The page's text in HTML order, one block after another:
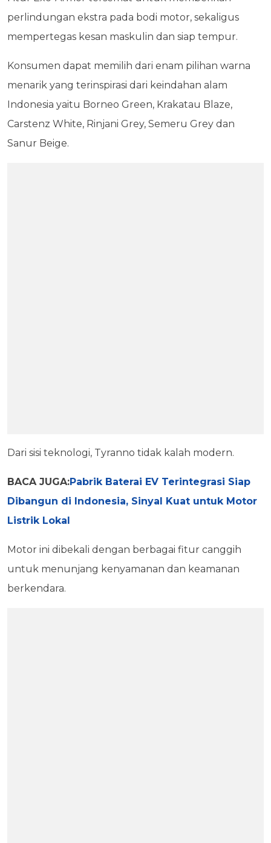
perlindungan ekstra pada bodi motor, sekaligus
mempertegas kesan maskulin dan siap tempur.
Konsumen dapat memilih dari enam pilihan warna
menarik yang terinspirasi dari keindahan alam
Indonesia yaitu Borneo Green, Krakatau Blaze,
Carstenz White, Rinjani Grey, Semeru Grey dan
Sanur Beige.
Dari sisi teknologi, Tyranno tidak kalah modern.
BACA JUGA:Pabrik Baterai EV Terintegrasi Siap
Dibangun di Indonesia, Sinyal Kuat untuk Motor
Listrik Lokal
Motor ini dibekali dengan berbagai fitur canggih
untuk menunjang kenyamanan dan keamanan
berkendara.